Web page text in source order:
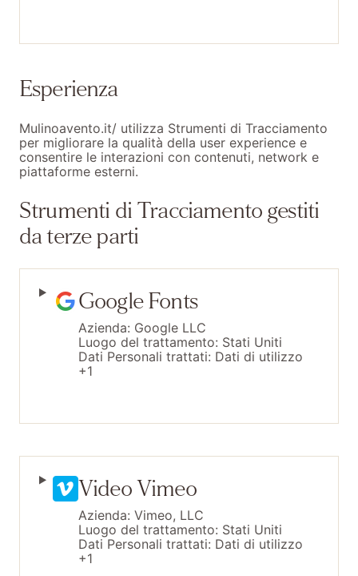
Esperienza
Mulinoavento.it/ utilizza Strumenti di Tracciamento
per migliorare la qualità della user experience e
consentire le interazioni con contenuti, network e
piattaforme esterni.
Strumenti di Tracciamento gestiti
da terze parti
Google Fonts
Azienda: Google LLC
Luogo del trattamento: Stati Uniti
Dati Personali trattati: Dati di utilizzo
+1
Video Vimeo
Azienda: Vimeo, LLC
Luogo del trattamento: Stati Uniti
Dati Personali trattati: Dati di utilizzo
+1